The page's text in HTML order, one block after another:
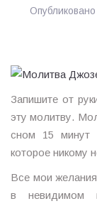
Опубликовано
Запишите от
эту молитву.
сном 15 минут
которое никому
Все мои
в невидимом